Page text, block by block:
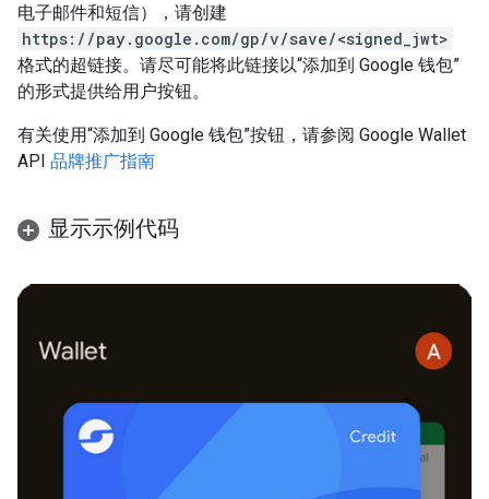
电子邮件和短信），请创建
https://pay.google.com/gp/v/save/<signed_jwt>
格式的超链接。请尽可能将此链接以“添加到 Google 钱包”
的形式提供给用户按钮。
有关使用“添加到 Google 钱包”按钮，请参阅 Google Wallet
API 品牌推广指南
显示示例代码